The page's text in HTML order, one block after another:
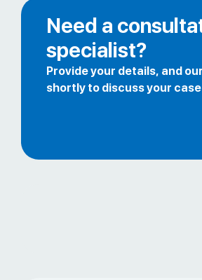
Need a
specialist?
Provide your details, and
shortly to discuss your case